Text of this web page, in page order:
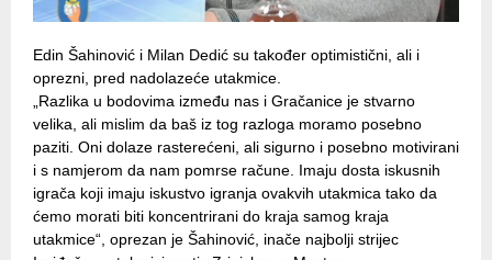
Edin Šahinović i Milan Dedić su također optimistični, ali i
oprezni, pred nadolazeće utakmice.
„Razlika u bodovima između nas i Gračanice je stvarno
velika, ali mislim da baš iz tog razloga moramo posebno
paziti. Oni dolaze rasterećeni, ali sigurno i posebno motivirani
i s namjerom da nam pomrse račune. Imaju dosta iskusnih
igrača koji imaju iskustvo igranja ovakvih utakmica tako da
ćemo morati biti koncentrirani do kraja samog kraja
utakmice“, oprezan je Šahinović, inače najbolji strijec